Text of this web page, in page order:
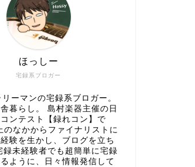
宅録系ブロガー
ほっしー
ーマンの宅録系ブロガー。
暮らし。 島村楽器主催の日
ンテスト【録れコン】で
のなかからファイナリストに
験を生かし、ブログを立ち
録未経験者でも超簡単に宅録
ように、日々情報発信して